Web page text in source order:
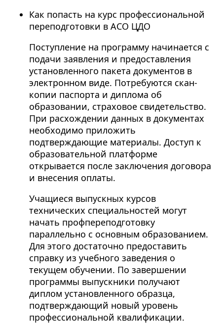
Как попасть на курс профессиональной
переподготовки в АСО ЦДО
Поступление на программу начинается с
подачи заявления и предоставления
установленного пакета документов в
электронном виде. Потребуются скан-
копии паспорта и диплома об
образовании, страховое свидетельство.
При расхождении данных в документах
необходимо приложить
подтверждающие материалы. Доступ к
образовательной платформе
открывается после заключения договора
и внесения оплаты.
Учащиеся выпускных курсов
технических специальностей могут
начать профпереподготовку
параллельно с основным образованием.
Для этого достаточно предоставить
справку из учебного заведения о
текущем обучении. По завершении
программы выпускники получают
диплом установленного образца,
подтверждающий новый уровень
профессиональной квалификации.